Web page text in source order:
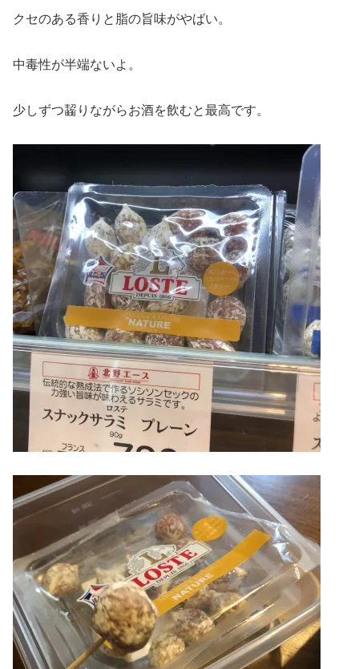
クセのある香りと脂の旨味がやばい。
中毒性が半端ないよ。
少しずつ齧りながらお酒を飲むと最高です。